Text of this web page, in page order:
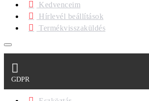
Kedvenceim
Hírlevél beállítások
Termékvisszaküldés
GDPR